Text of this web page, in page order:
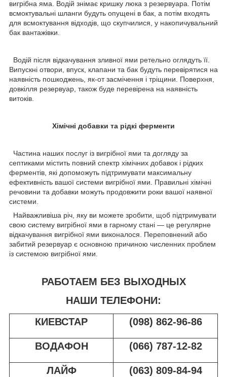
вигрібна яма. Водій знімає кришку люка з резервуара. Потім
всмоктувальні шланги будуть опущені в бак, а потім входять
для всмоктування відходів, що скупчилися, у накопичувальний
бак вантажівки.
Водій після відкачування зливної ями ретельно оглядуть її.
Випускні отвори, впуск, клапани та бак будуть перевірятися на
наявність пошкоджень, як-от засмічення і тріщини. Поверхня,
довкілля резервуар, також буде перевірена на наявність
витоків.
Хімічні добавки та рідкі ферменти
Частина наших послуг із вигрібної ями та догляду за
септиками містить повний спектр хімічних добавок і рідких
ферментів, які допоможуть підтримувати максимальну
ефективність вашої системи вигрібної ями. Правильні хімічні
речовини та добавки можуть продовжити роки вашої наявної
системи.
Найважливіша річ, яку ви можете зробити, щоб підтримувати
свою систему вигрібної ями в гарному стані — це регулярне
відкачування вигрібної ями виконалося. Переповнений або
забитий резервуар є основною причиною численних проблем
із системою вигрібної ями.
РАБОТАЕМ БЕЗ ВЫХОДНЫХ
НАШИ ТЕЛЕФОНИ:
КИЕВСТАР
(098) 862-96-86
ВОДАФОН (066) 787-12-82
ЛАЙФ (063) 809-84-94